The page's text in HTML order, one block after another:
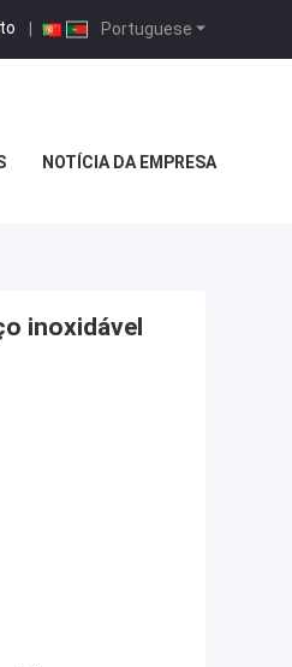
Portuguese
|
NOTÍCIA DA EMPRESA
inoxidável